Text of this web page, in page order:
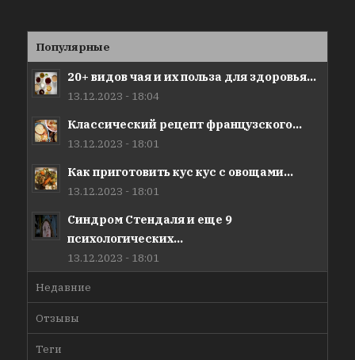
Популярные
20+ видов чая и их польза для здоровья...
13.12.2023 - 18:04
Классический рецепт французского...
13.12.2023 - 18:01
Как приготовить кус кус с овощами...
13.12.2023 - 18:01
Синдром Стендаля и еще 9
психологических...
13.12.2023 - 18:01
Недавние
Отзывы
Теги